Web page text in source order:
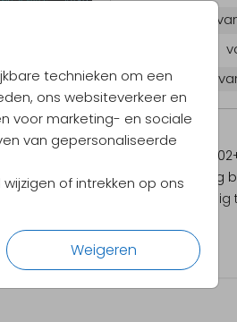
technieken om een
ons websiteverkeer en
voor marketing- en sociale
van gepersonaliseerde
of intrekken op ons
Weigeren
1202
Verzending
Alles
Enveloppen